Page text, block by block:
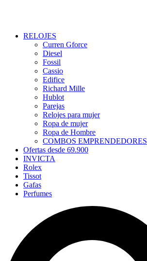
RELOJES
Curren Gforce
Diesel
Fossil
Cassio
Edifice
Richard Mille
Hublot
Parejas
Relojes para mujer
Ropa de mujer
Ropa de Hombre
COMBOS EMPRENDEDORES
Ofertas desde 69.900
INVICTA
Rolex
Tissot
Gafas
Perfumes